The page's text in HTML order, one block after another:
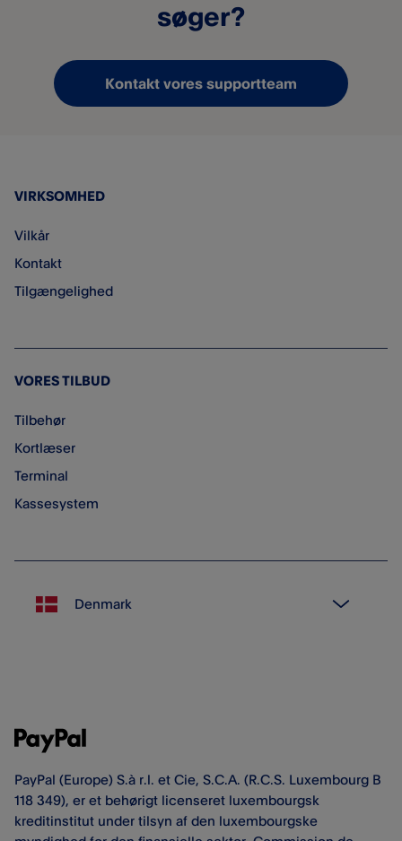
søger?
Kontakt vores supportteam
VIRKSOMHED
Vilkår
Kontakt
Tilgængelighed
VORES TILBUD
Tilbehør
Kortlæser
Terminal
Kassesystem
PayPal (Europe) S.à r.l. et Cie, S.C.A. (R.C.S. Luxembourg B
118 349), er et behørigt licenseret luxembourgsk
kreditinstitut under tilsyn af den luxembourgske